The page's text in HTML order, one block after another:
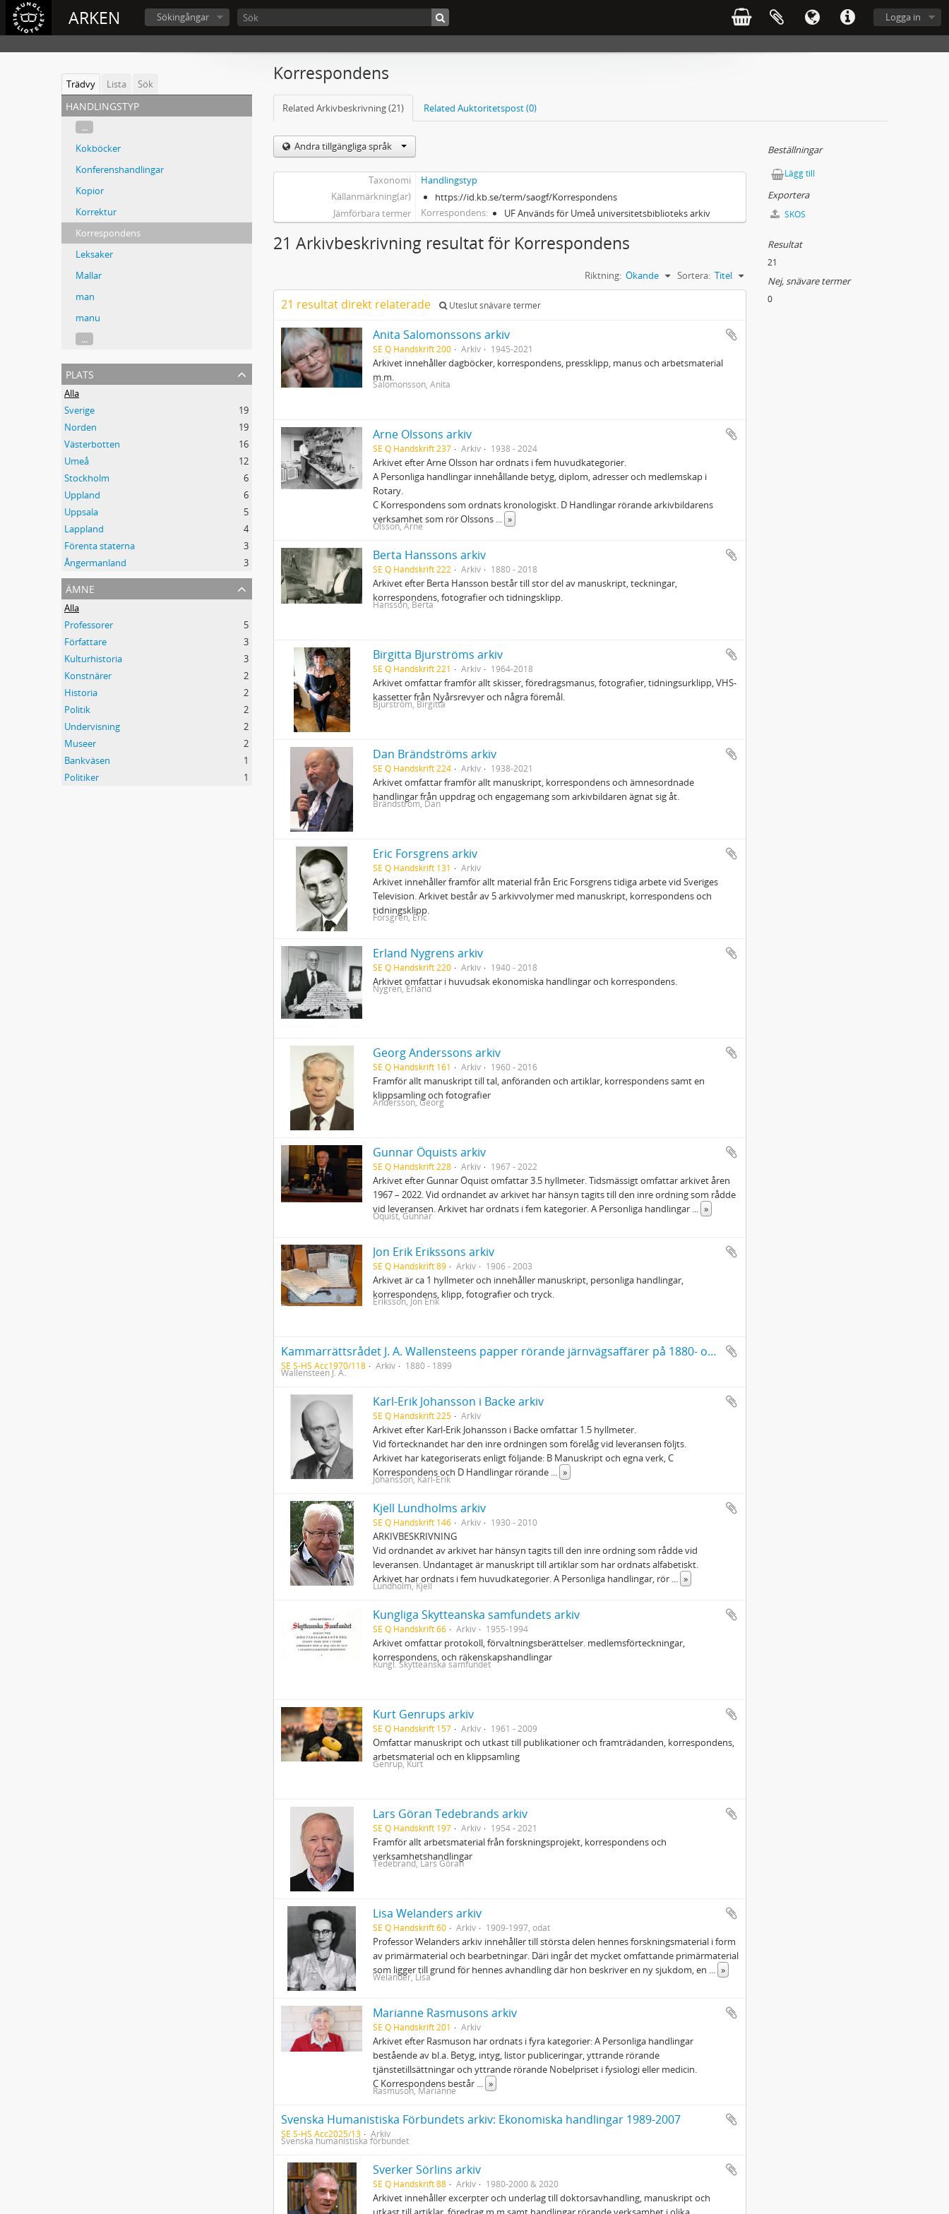
ARKEN Logga in
Sökingångar
Trädvy Lista Sök
handlingstyp
...
Kokböcker
Konferenshandlingar
Kopior
Korrektur
Korrespondens
Leksaker
Mallar
man
manu
...
plats
Alla
Sverige
19
Norden
19
Västerbotten
16
Umeå
12
Stockholm
6
Uppland
6
Uppsala
5
Lappland
4
Förenta staterna
3
Ångermanland
3
ämne
Alla
Professorer
5
Författare
3
Kulturhistoria
3
Konstnärer
2
Historia
2
Politik
2
Undervisning
2
Museer
2
Bankväsen
1
Politiker
1
Korrespondens
Related Arkivbeskrivning (21) Related Auktoritetspost (0)
Andra tillgängliga språk
Taxonomi
Handlingstyp
Källanmärkning(ar)
https://id.kb.se/term/saogf/Korrespondens
Jämförbara termer
Korrespondens UF Används för Umeå universitetsbiblioteks arkiv
21 Arkivbeskrivning resultat för Korrespondens
Sortera: Titel
Riktning: Ökande
21 resultat direkt relaterade Uteslut snävare termer
Anita Salomonssons arkiv
SE Q Handskrift 200 Arkiv 1945-2021
Arkivet innehåller dagböcker, korrespondens, pressklipp, manus och arbetsmaterial
m.m.
Salomonsson, Anita
Arne Olssons arkiv
SE Q Handskrift 237 Arkiv 1938 - 2024
Arkivet efter Arne Olsson har ordnats i fem huvudkategorier.
A Personliga handlingar innehållande betyg, diplom, adresser och medlemskap i
Rotary.
C Korrespondens som ordnats kronologiskt. D Handlingar rörande arkivbildarens
verksamhet som rör Olssons ... »
Olsson, Arne
Berta Hanssons arkiv
SE Q Handskrift 222 Arkiv 1880 - 2018
Arkivet efter Berta Hansson består till stor del av manuskript, teckningar,
korrespondens, fotografier och tidningsklipp.
Hansson, Berta
Birgitta Bjurströms arkiv
SE Q Handskrift 221 Arkiv 1964-2018
Arkivet omfattar framför allt skisser, föredragsmanus, fotografier, tidningsurklipp, VHS-
kassetter från Nyårsrevyer och några föremål.
Bjurström, Birgitta
Dan Brändströms arkiv
SE Q Handskrift 224 Arkiv 1938-2021
Arkivet omfattar framför allt manuskript, korrespondens och ämnesordnade
handlingar från uppdrag och engagemang som arkivbildaren ägnat sig åt.
Brändström, Dan
Eric Forsgrens arkiv
SE Q Handskrift 131 Arkiv
Arkivet innehåller framför allt material från Eric Forsgrens tidiga arbete vid Sveriges
Television. Arkivet består av 5 arkivvolymer med manuskript, korrespondens och
tidningsklipp.
Forsgren, Eric
Erland Nygrens arkiv
SE Q Handskrift 220 Arkiv 1940 - 2018
Arkivet omfattar i huvudsak ekonomiska handlingar och korrespondens.
Nygren, Erland
Georg Anderssons arkiv
SE Q Handskrift 161 Arkiv 1960 - 2016
Framför allt manuskript till tal, anföranden och artiklar, korrespondens samt en
klippsamling och fotografier
Andersson, Georg
Gunnar Öquists arkiv
SE Q Handskrift 228 Arkiv 1967 - 2022
Arkivet efter Gunnar Öquist omfattar 3.5 hyllmeter. Tidsmässigt omfattar arkivet åren
1967 – 2022. Vid ordnandet av arkivet har hänsyn tagits till den inre ordning som rådde
vid leveransen. Arkivet har ordnats i fem kategorier. A Personliga handlingar ... »
Öquist, Gunnar
Jon Erik Erikssons arkiv
SE Q Handskrift 89 Arkiv 1906 - 2003
Arkivet är ca 1 hyllmeter och innehåller manuskript, personliga handlingar,
korrespondens, klipp, fotografier och tryck.
Eriksson, Jon Erik
Kammarrättsrådet J. A. Wallensteens papper rörande järnvägsaffärer på 1880- och 1890-talen
SE S-HS Acc1970/118 Arkiv 1880 - 1899
Wallensteen J. A.
Karl-Erik Johansson i Backe arkiv
SE Q Handskrift 225 Arkiv
Arkivet efter Karl-Erik Johansson i Backe omfattar 1.5 hyllmeter.
Vid förtecknandet har den inre ordningen som förelåg vid leveransen följts.
Arkivet har kategoriserats enligt följande: B Manuskript och egna verk, C
Korrespondens och D Handlingar rörande ... »
Johansson, Karl-Erik
Kjell Lundholms arkiv
SE Q Handskrift 146 Arkiv 1930 - 2010
ARKIVBESKRIVNING
Vid ordnandet av arkivet har hänsyn tagits till den inre ordning som rådde vid
leveransen. Undantaget är manuskript till artiklar som har ordnats alfabetiskt.
Arkivet har ordnats i fem huvudkategorier. A Personliga handlingar, rör ... »
Lundholm, Kjell
Kungliga Skytteanska samfundets arkiv
SE Q Handskrift 66 Arkiv 1955-1994
Arkivet omfattar protokoll, förvaltningsberättelser. medlemsförteckningar,
korrespondens, och räkenskapshandlingar
Kungl. Skytteanska samfundet
Kurt Genrups arkiv
SE Q Handskrift 157 Arkiv 1961 - 2009
Omfattar manuskript och utkast till publikationer och framträdanden, korrespondens,
arbetsmaterial och en klippsamling
Genrup, Kurt
Lars Göran Tedebrands arkiv
SE Q Handskrift 197 Arkiv 1954 - 2021
Framför allt arbetsmaterial från forskningsprojekt, korrespondens och
verksamhetshandlingar
Tedebrand, Lars Göran
Lisa Welanders arkiv
SE Q Handskrift 60 Arkiv 1909-1997, odat
Professor Welanders arkiv innehåller till största delen hennes forskningsmaterial i form
av primärmaterial och bearbetningar. Däri ingår det mycket omfattande primärmaterial
som ligger till grund för hennes avhandling där hon beskriver en ny sjukdom, en ... »
Welander, Lisa
Marianne Rasmusons arkiv
SE Q Handskrift 201 Arkiv
Arkivet efter Rasmuson har ordnats i fyra kategorier: A Personliga handlingar
bestående av bl.a. Betyg, intyg, listor publiceringar, yttrande rörande
tjänstetillsättningar och yttrande rörande Nobelpriset i fysiologi eller medicin.
C Korrespondens består ... »
Rasmuson, Marianne
Svenska Humanistiska Förbundets arkiv: Ekonomiska handlingar 1989-2007
SE S-HS Acc2025/13 Arkiv
Svenska humanistiska förbundet
Sverker Sörlins arkiv
SE Q Handskrift 88 Arkiv 1980-2000 & 2020
Arkivet innehåller excerpter och underlag till doktorsavhandling, manuskript och
Beställningar
Lägg till
Exportera
SKOS
Resultat
21
Nej, snävare termer
0